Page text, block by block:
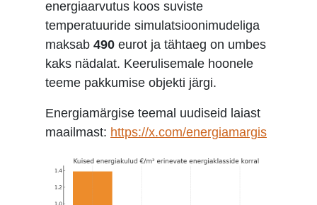
energiaarvutus koos suviste
temperatuuride simulatsioonimudeliga
maksab 490 eurot ja tähtaeg on umbes
kaks nädalat. Keerulisemale hoonele
teeme pakkumise objekti järgi.
Energiamärgise teemal uudiseid laiast
maailmast: https://x.com/energiamargis